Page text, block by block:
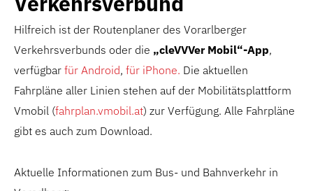
Hilfreich ist der Routenplaner des Vorarlberger
Verkehrsverbunds oder die „cleVVVer Mobil“-App,
verfügbar für Android, für iPhone. Die aktuellen
Fahrpläne aller Linien stehen auf der Mobilitätsplattform
Vmobil (fahrplan.vmobil.at) zur Verfügung. Alle Fahrpläne
gibt es auch zum Download.
Aktuelle Informationen zum Bus- und Bahnverkehr in